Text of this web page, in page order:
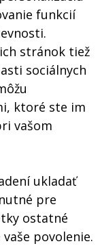
funkcií
stránok tiež
sociálnych
ktoré ste im
vašom
ukladať
pre
ostatné
povolenie.